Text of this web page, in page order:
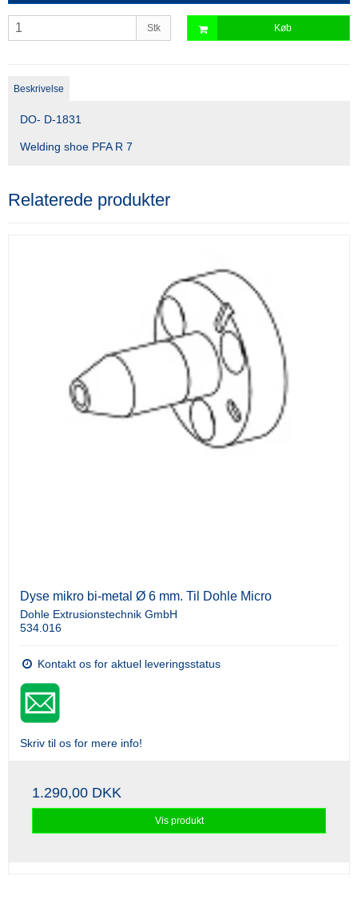
Stk Køb
Beskrivelse
DO- D-1831
Welding shoe PFA R 7
Relaterede produkter
Dyse mikro bi-metal Ø 6 mm. Til Dohle Micro
Dohle Extrusionstechnik GmbH
534.016
Kontakt os for aktuel leveringsstatus
Skriv til os for mere info!
1.290,00 DKK
Vis produkt